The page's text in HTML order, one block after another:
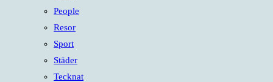
People
Resor
Sport
Städer
Tecknat